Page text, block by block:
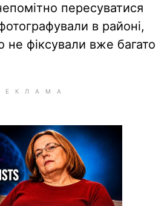
пересуватися
в районі,
не фіксували вже багато